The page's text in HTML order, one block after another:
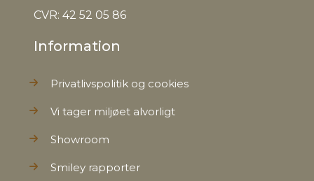
CVR: 42 52 05 86
Information
Privatlivspolitik og cookies
Vi tager miljøet alvorligt
Showroom
Smiley rapporter